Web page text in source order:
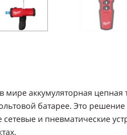
мире аккумуляторная цепная
батарее. Это
и пневматические